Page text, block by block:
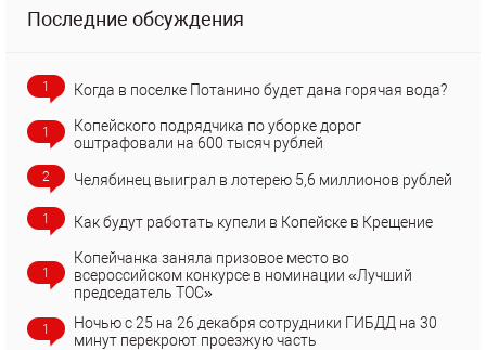
Последние обсуждения
1 Когда в поселке Потанино будет дана горячая вода?
1
Копейского подрядчика по уборке дорог
оштрафовали на 600 тысяч рублей
2 Челябинец выиграл в лотерею 5,6 миллионов рублей
1 Как будут работать купели в Копейске в Крещение
1
Копейчанка заняла призовое место во
всероссийском конкурсе в номинации «Лучший
председатель ТОС»
1
Ночью с 25 на 26 декабря сотрудники ГИБДД на 30
минут перекроют проезжую часть